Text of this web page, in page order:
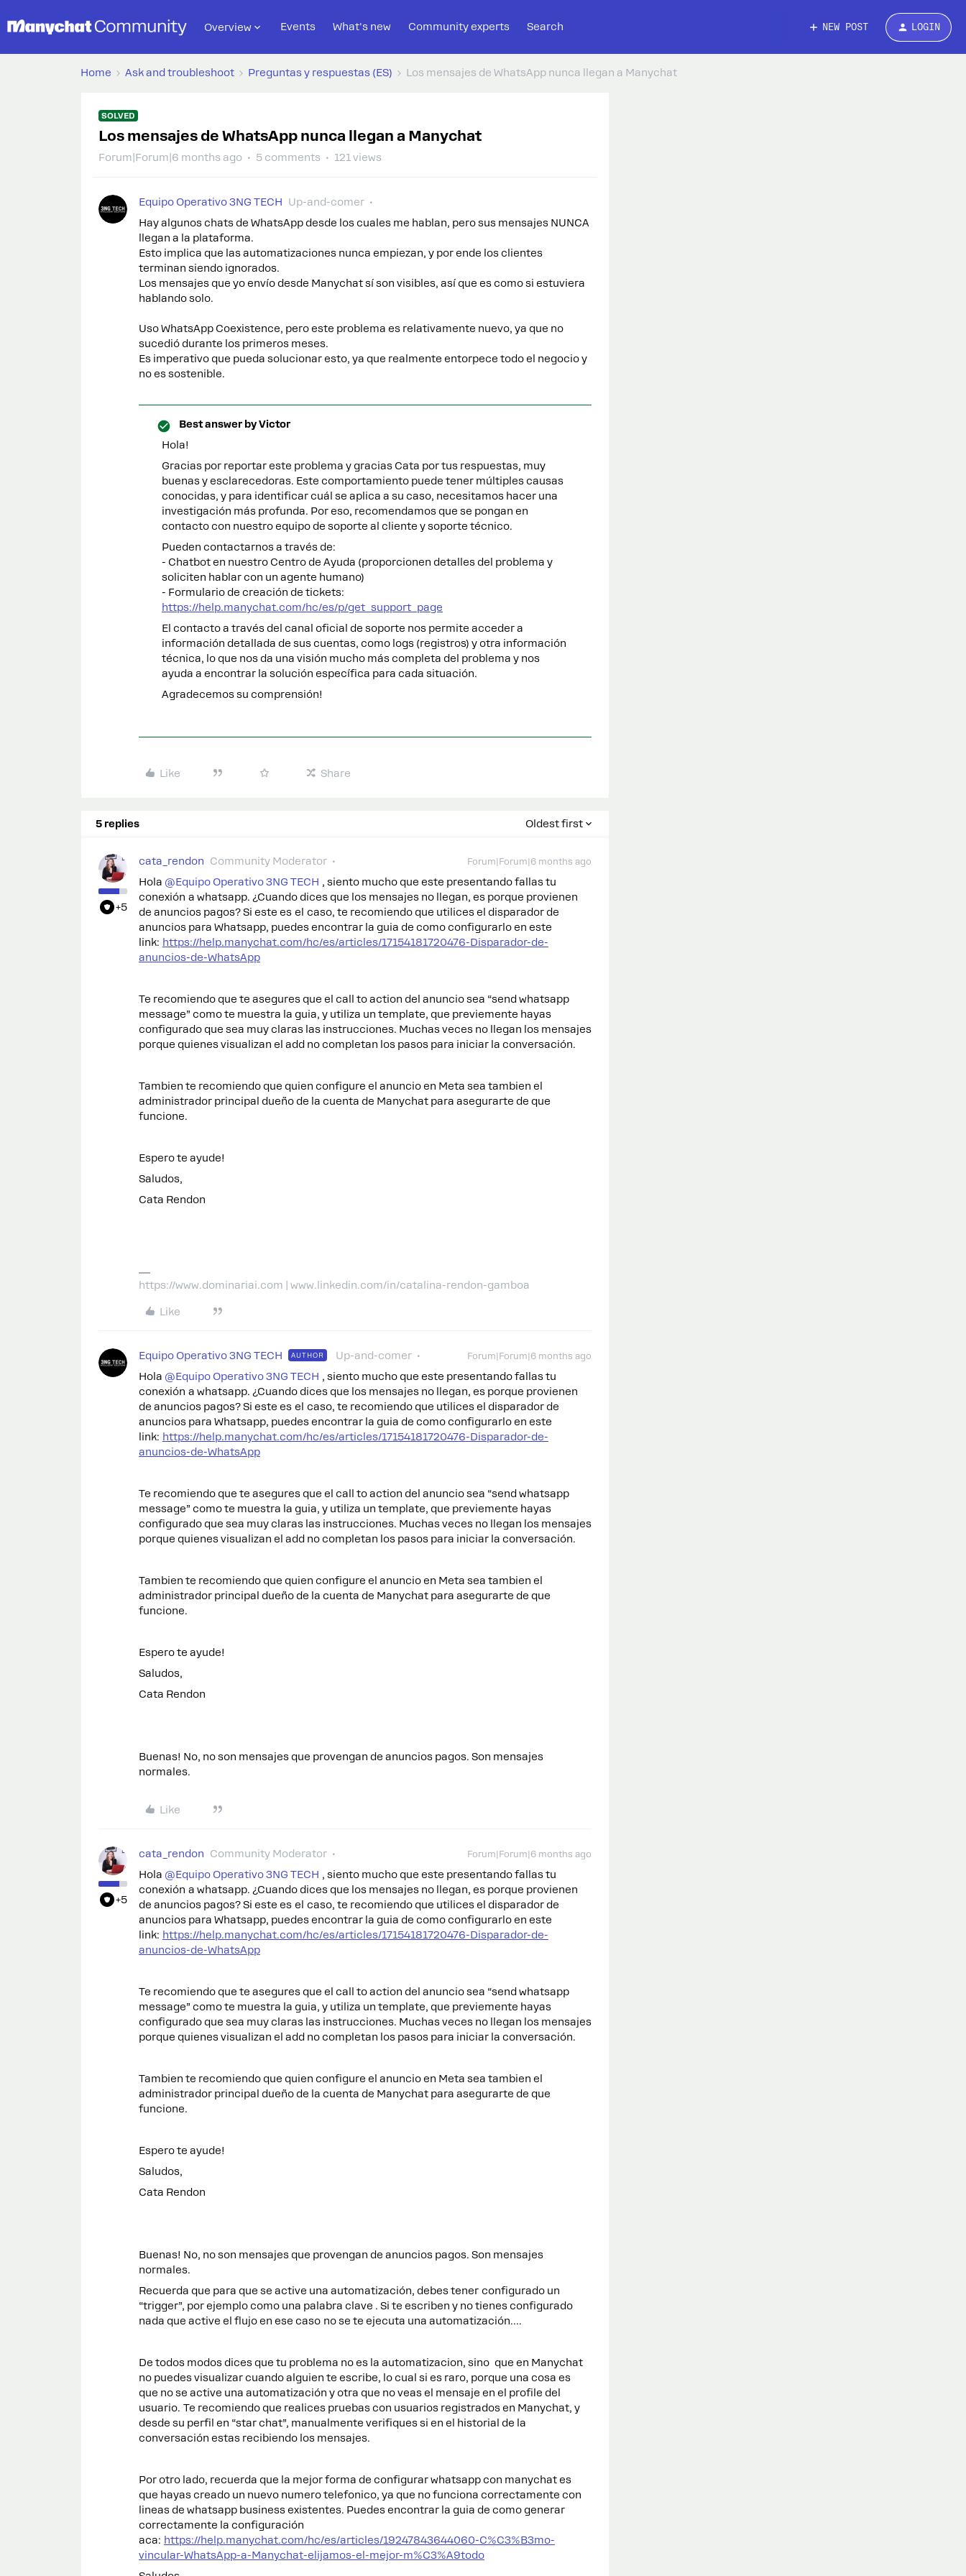
Overview Events What's new Community experts Search NEW POST LOGIN
Home Ask and troubleshoot Preguntas y respuestas (ES) Los mensajes de WhatsApp nunca llegan a Manychat
SOLVED
Los mensajes de WhatsApp nunca llegan a Manychat
Forum|Forum|6 months ago 5 comments 121 views
Equipo Operativo 3NG TECH
Up-and-comer
Hay algunos chats de WhatsApp desde los cuales me hablan, pero sus mensajes NUNCA
llegan a la plataforma.
Esto implica que las automatizaciones nunca empiezan, y por ende los clientes
terminan siendo ignorados.
Los mensajes que yo envío desde Manychat sí son visibles, así que es como si estuviera
hablando solo.
Uso WhatsApp Coexistence, pero este problema es relativamente nuevo, ya que no
sucedió durante los primeros meses.
Es imperativo que pueda solucionar esto, ya que realmente entorpece todo el negocio y
no es sostenible.
Best answer byVictor
Hola!
Gracias por reportar este problema y gracias Cata por tus respuestas, muy
buenas y esclarecedoras. Este comportamiento puede tener múltiples causas
conocidas, y para identificar cuál se aplica a su caso, necesitamos hacer una
investigación más profunda. Por eso, recomendamos que se pongan en
contacto con nuestro equipo de soporte al cliente y soporte técnico.
Pueden contactarnos a través de:
- Chatbot en nuestro Centro de Ayuda (proporcionen detalles del problema y
soliciten hablar con un agente humano)
- Formulario de creación de tickets:
https://help.manychat.com/hc/es/p/get_support_page
El contacto a través del canal oficial de soporte nos permite acceder a
información detallada de sus cuentas, como logs (registros) y otra información
técnica, lo que nos da una visión mucho más completa del problema y nos
ayuda a encontrar la solución específica para cada situación.
Agradecemos su comprensión!
Like Share
5 replies Oldest first
+5
cata_rendon Community Moderator Forum|Forum|6 months ago
Hola ​ @Equipo Operativo 3NG TECH , siento mucho que este presentando fallas tu
conexión a whatsapp. ¿Cuando dices que los mensajes no llegan, es porque provienen
de anuncios pagos? Si este es el caso, te recomiendo que utilices el disparador de
anuncios para Whatsapp, puedes encontrar la guia de como configurarlo en este
link: https://help.manychat.com/hc/es/articles/17154181720476-Disparador-de-
anuncios-de-WhatsApp
Te recomiendo que te asegures que el call to action del anuncio sea “send whatsapp
message” como te muestra la guia, y utiliza un template, que previemente hayas
configurado que sea muy claras las instrucciones. Muchas veces no llegan los mensajes
porque quienes visualizan el add no completan los pasos para iniciar la conversación.
Tambien te recomiendo que quien configure el anuncio en Meta sea tambien el
administrador principal dueño de la cuenta de Manychat para asegurarte de que
funcione.
Espero te ayude!
Saludos,
Cata Rendon
https://www.dominariai.com | www.linkedin.com/in/catalina-rendon-gamboa
Like
Equipo Operativo 3NG TECH AUTHOR Up-and-comer Forum|Forum|6 months ago
Hola ​ @Equipo Operativo 3NG TECH , siento mucho que este presentando fallas tu
conexión a whatsapp. ¿Cuando dices que los mensajes no llegan, es porque provienen
de anuncios pagos? Si este es el caso, te recomiendo que utilices el disparador de
anuncios para Whatsapp, puedes encontrar la guia de como configurarlo en este
link: https://help.manychat.com/hc/es/articles/17154181720476-Disparador-de-
anuncios-de-WhatsApp
Te recomiendo que te asegures que el call to action del anuncio sea “send whatsapp
message” como te muestra la guia, y utiliza un template, que previemente hayas
configurado que sea muy claras las instrucciones. Muchas veces no llegan los mensajes
porque quienes visualizan el add no completan los pasos para iniciar la conversación.
Tambien te recomiendo que quien configure el anuncio en Meta sea tambien el
administrador principal dueño de la cuenta de Manychat para asegurarte de que
funcione.
Espero te ayude!
Saludos,
Cata Rendon
Buenas! No, no son mensajes que provengan de anuncios pagos. Son mensajes
normales.
Like
+5
cata_rendon Community Moderator Forum|Forum|6 months ago
Hola ​ @Equipo Operativo 3NG TECH , siento mucho que este presentando fallas tu
conexión a whatsapp. ¿Cuando dices que los mensajes no llegan, es porque provienen
de anuncios pagos? Si este es el caso, te recomiendo que utilices el disparador de
anuncios para Whatsapp, puedes encontrar la guia de como configurarlo en este
link: https://help.manychat.com/hc/es/articles/17154181720476-Disparador-de-
anuncios-de-WhatsApp
Te recomiendo que te asegures que el call to action del anuncio sea “send whatsapp
message” como te muestra la guia, y utiliza un template, que previemente hayas
configurado que sea muy claras las instrucciones. Muchas veces no llegan los mensajes
porque quienes visualizan el add no completan los pasos para iniciar la conversación.
Tambien te recomiendo que quien configure el anuncio en Meta sea tambien el
administrador principal dueño de la cuenta de Manychat para asegurarte de que
funcione.
Espero te ayude!
Saludos,
Cata Rendon
Buenas! No, no son mensajes que provengan de anuncios pagos. Son mensajes
normales.
Recuerda que para que se active una automatización, debes tener configurado un
“trigger”, por ejemplo como una palabra clave . Si te escriben y no tienes configurado
nada que active el flujo en ese caso no se te ejecuta una automatización….
De todos modos dices que tu problema no es la automatizacion, sino que en Manychat
no puedes visualizar cuando alguien te escribe, lo cual si es raro, porque una cosa es
que no se active una automatización y otra que no veas el mensaje en el profile del
usuario. Te recomiendo que realices pruebas con usuarios registrados en Manychat, y
desde su perfil en “star chat”, manualmente verifiques si en el historial de la
conversación estas recibiendo los mensajes.
Por otro lado, recuerda que la mejor forma de configurar whatsapp con manychat es
que hayas creado un nuevo numero telefonico, ya que no funciona correctamente con
lineas de whatsapp business existentes. Puedes encontrar la guia de como generar
correctamente la configuración
aca: https://help.manychat.com/hc/es/articles/19247843644060-C%C3%B3mo-
vincular-WhatsApp-a-Manychat-elijamos-el-mejor-m%C3%A9todo